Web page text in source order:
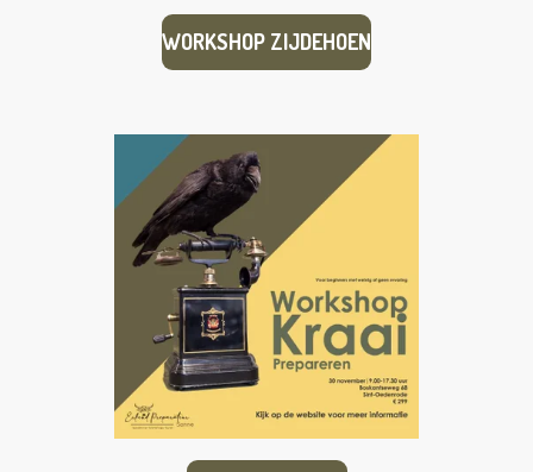
WORKSHOP ZIJDEHOEN